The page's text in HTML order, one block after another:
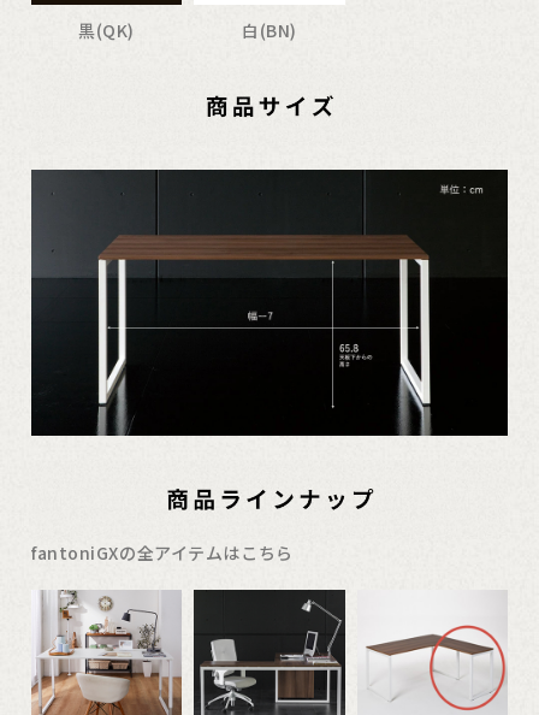
黒(QK) 白(BN)
fantoniGXの全アイテムはこちら